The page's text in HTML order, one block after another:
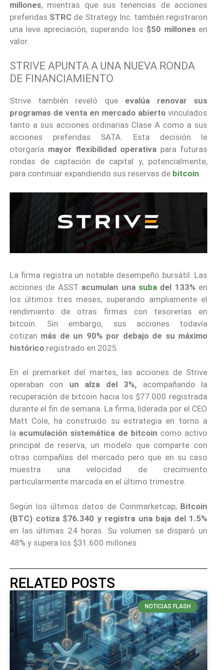
millones, mientras que sus tenencias de acciones
preferidas STRC de Strategy Inc. también registraron
una leve apreciación, superando los $50 millonesen
valor.
STRIVE APUNTA A UNA NUEVA RONDA
DE FINANCIAMIENTO
Strive también reveló que evalúa renovar sus
programas de venta en mercado abierto vinculados
tanto a sus acciones ordinarias Clase A como a sus
acciones preferidas SATA. Esta decisión le
otorgaría mayor flexibilidad operativa para futuras
rondas de captación de capital y, potencialmente,
para continuar expandiendo sus reservas de bitcoin.
La firma registra un notable desempeño bursátil. Las
acciones de ASST acumulan una subadel 133% en
los últimos tres meses, superando ampliamente el
rendimiento de otras firmas con tesorerías en
bitcoin. Sin embargo, sus acciones todavía
cotizan más de un 90% por debajo de su máximo
histórico registrado en 2025.
En el premarket del martes, las acciones de Strive
operaban con un alza del 3%, acompañando la
recuperación de bitcoin hacia los $77.000 registrada
durante el fin de semana. La firma, liderada por el CEO
Matt Cole, ha construido su estrategia en torno a
la acumulación sistemática de bitcoin como activo
principal de reserva, un modelo que comparte con
otras compañías del mercado pero que en su caso
muestra una velocidad de crecimiento
particularmente marcada en el último trimestre.
Según los últimos datos de Coinmarketcap, Bitcoin
(BTC) cotiza $76.340 y registra una baja del 1.5%
en las últimas 24 horas. Su volumen se disparó un
48% y supera los $31.600 millones
RELATED POSTS
NOTICIAS FLASH